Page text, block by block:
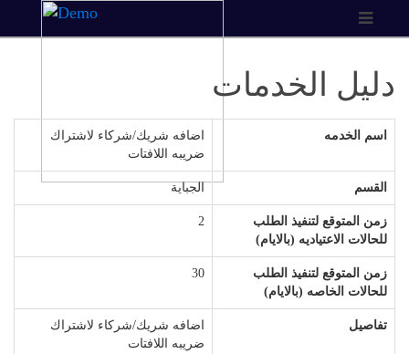
دليل الخدمات
اسم الخدمه
اضافه شريك/شركاء لاشتراك
ضريبه اللافتات
القسم الجباية
زمن المتوقع لتنفيذ الطلب
للحالات الاعتياديه (بالايام)
2
زمن المتوقع لتنفيذ الطلب
للحالات الخاصه (بالايام)
30
تفاصيل
اضافه شريك/شركاء لاشتراك
ضريبه اللافتات